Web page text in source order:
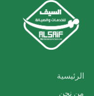
الرئيسية
من نحن